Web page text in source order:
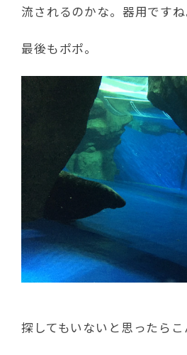
流されるのかな。器用ですね
最後もポポ。
探してもいないと思ったらこ